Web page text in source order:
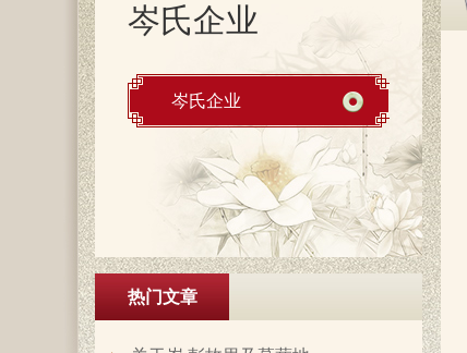
岑氏企业
岑氏企业
热门文章